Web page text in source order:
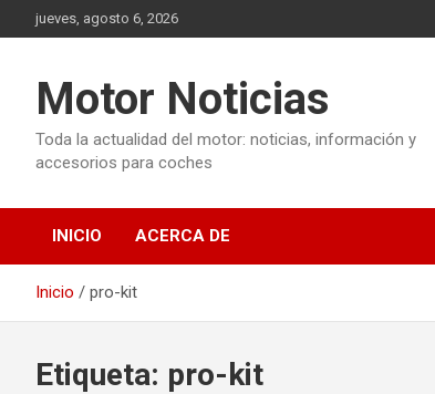
Saltar
al
jueves, agosto 6, 2026
Motor Noticias
Toda la actualidad del motor: noticias, información y
accesorios para coches
INICIO ACERCA DE
Inicio pro-kit
Etiqueta: pro-kit